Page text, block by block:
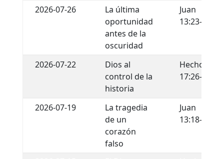
2026-07-26
La última
oportunidad
antes de la
oscuridad
Juan
13:23-30
2026-07-22
Dios al
control de la
historia
Hechos
17:26-29
2026-07-19
La tragedia
de un
corazón
falso
Juan
13:18-22